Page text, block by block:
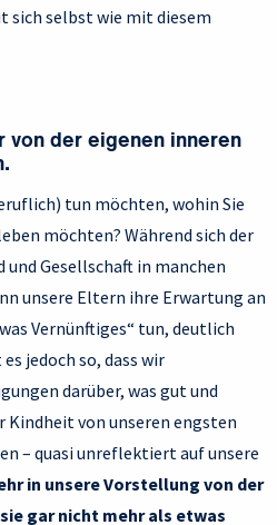
sich selbst wie mit diesem
von der eigenen inneren
tun möchten, wohin Sie
möchten? Während sich der
Gesellschaft in manchen
unsere Eltern ihre Erwartung an
Vernünftiges“ tun, deutlich
jedoch so, dass wir
darüber, was gut und
von unseren engsten
– quasi unreflektiert auf unsere
in unsere Vorstellung von der
gar nicht mehr als etwas